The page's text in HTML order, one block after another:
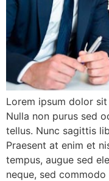
Lorem ipsum dolor
Nulla non purus sed
tellus. Nunc sagittis
Praesent at enim et
tempus, augue sed
neque, sed